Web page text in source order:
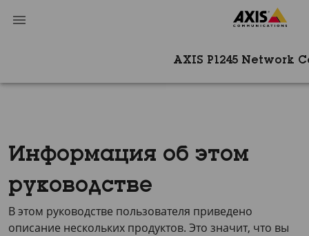
AXIS P1245 Network
Информация об этом
руководстве
В этом руководстве пользователя приведено
описание нескольких продуктов. Это значит, что вы